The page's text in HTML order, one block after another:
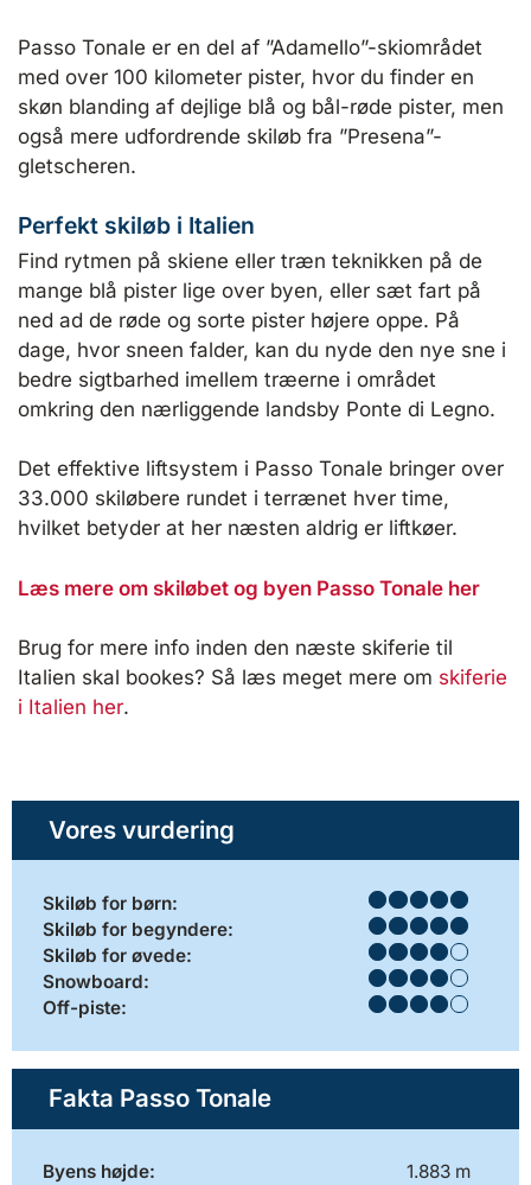
Passo Tonale er en del af ”Adamello”-skiområdet
med over 100 kilometer pister, hvor du finder en
skøn blanding af dejlige blå og bål-røde pister, men
også mere udfordrende skiløb fra ”Presena”-
gletscheren.
Perfekt skiløb i Italien
Find rytmen på skiene eller træn teknikken på de
mange blå pister lige over byen, eller sæt fart på
ned ad de røde og sorte pister højere oppe. På
dage, hvor sneen falder, kan du nyde den nye sne i
bedre sigtbarhed imellem træerne i området
omkring den nærliggende landsby Ponte di Legno.
Det effektive liftsystem i Passo Tonale bringer over
33.000 skiløbere rundet i terrænet hver time,
hvilket betyder at her næsten aldrig er liftkøer.
Læs mere om skiløbet og byen Passo Tonale her
Brug for mere info inden den næste skiferie til
Italien skal bookes? Så læs meget mere om skiferie
i Italien her.
Vores vurdering
Skiløb for børn:
Skiløb for begyndere:
Skiløb for øvede:
Snowboard:
Off-piste:
Fakta Passo Tonale
Byens højde:
1.883 m